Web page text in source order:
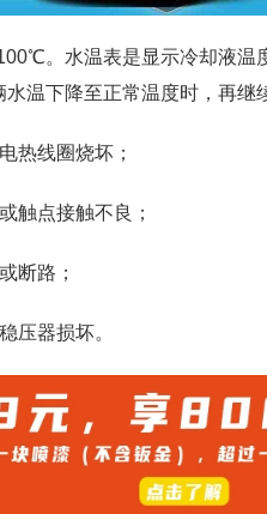
。水温表是显示冷却液温
温下降至正常温度时，再继
热线圈烧坏；
触点接触不良；
断路；
压器损坏。